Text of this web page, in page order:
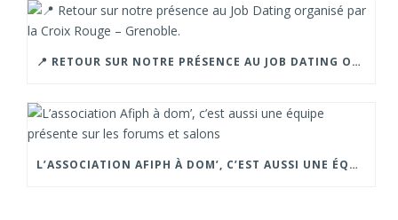
📍 RETOUR SUR NOTRE PRÉSENCE AU JOB DATING ORGANISÉ PAR LA CROIX ROUGE – GRENOBLE.
L’ASSOCIATION AFIPH À DOM’, C’EST AUSSI UNE ÉQUIPE PRÉSENTE SUR LES FORUMS ET SALONS